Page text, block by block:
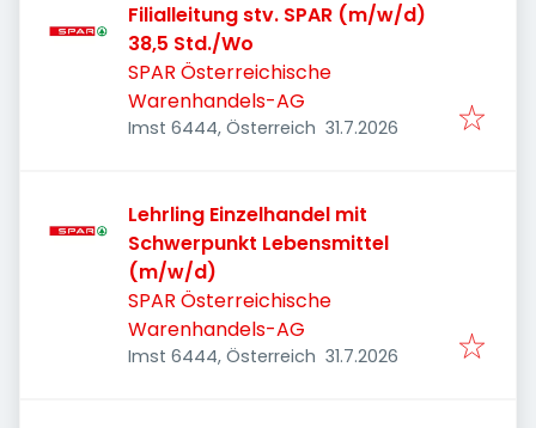
Filialleitung stv. SPAR (m/w/d)
38,5 Std./Wo
SPAR Österreichische
Warenhandels-AG
Imst 6444, Österreich Veröffentlicht
31.7.2026
Lehrling Einzelhandel mit
Schwerpunkt Lebensmittel
(m/w/d)
SPAR Österreichische
Warenhandels-AG
Imst 6444, Österreich Veröffentlicht
31.7.2026